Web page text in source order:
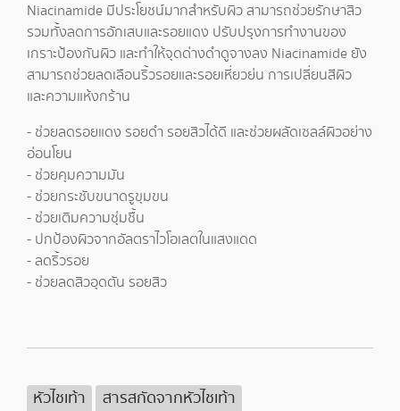
Niacinamide มีประโยชน์มากสำหรับผิว สามารถช่วยรักษาสิว
รวมทั้งลดการอักเสบและรอยแดง ปรับปรุงการทำงานของ
เกราะป้องกันผิว และทำให้จุดด่างดำดูจางลง Niacinamide ยัง
สามารถช่วยลดเลือนริ้วรอยและรอยเหี่ยวย่น การเปลี่ยนสีผิว
และความแห้งกร้าน
- ช่วยลดรอยแดง รอยดำ รอยสิวได้ดี และช่วยผลัดเซลล์ผิวอย่าง
อ่อนโยน
- ช่วยคุมความมัน
- ช่วยกระชับขนาดรูขุมขน
- ช่วยเติมความชุ่มชื้น
- ปกป้องผิวจากอัลตราไวโอเลตในแสงแดด
- ลดริ้วรอย
- ช่วยลดสิวอุดตัน รอยสิว
หัวไชเท้า สารสกัดจากหัวไชเท้า